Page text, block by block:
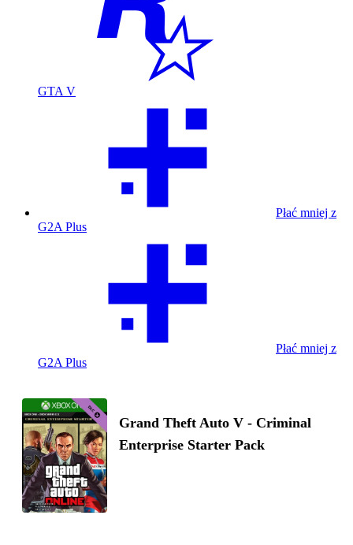
GTA V
Płać mniej z
G2A Plus
Płać mniej z
G2A Plus
Grand Theft Auto V - Criminal
Enterprise Starter Pack